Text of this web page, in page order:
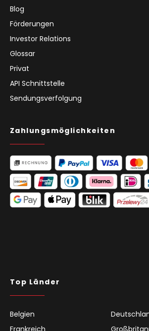
Blog
Förderungen
Investor Relations
Glossar
Privat
API Schnittstelle
Sendungsverfolgung
Zahlungsmöglichkeiten
Top Länder
Belgien
Frankreich